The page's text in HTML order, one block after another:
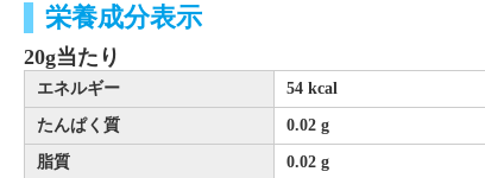
栄養成分表示
20g当たり
エネルギー 54 kcal
たんぱく質 0.02 g
脂質 0.02 g